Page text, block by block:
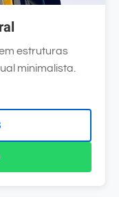
estruturas
minimalista.